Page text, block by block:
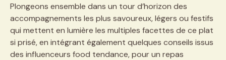
Plongeons ensemble dans un tour d’horizon des
accompagnements les plus savoureux, légers ou festifs
qui mettent en lumière les multiples facettes de ce plat
si prisé, en intégrant également quelques conseils issus
des influenceurs food tendance, pour un repas